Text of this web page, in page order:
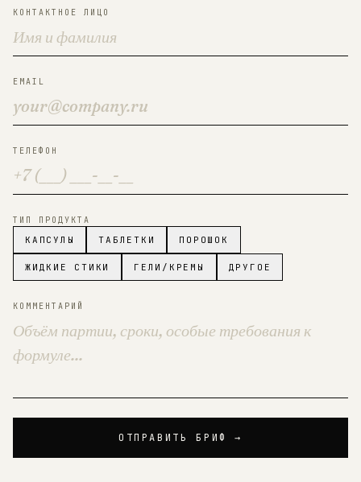
КОНТАКТНОЕ ЛИЦО
EMAIL
ТЕЛЕФОН
ТИП ПРОДУКТА
КАПСУЛЫ ТАБЛЕТКИ ПОРОШОК
ЖИДКИЕ СТИКИ ГЕЛИ/КРЕМЫ ДРУГОЕ
КОММЕНТАРИЙ
ОТПРАВИТЬ БРИФ →